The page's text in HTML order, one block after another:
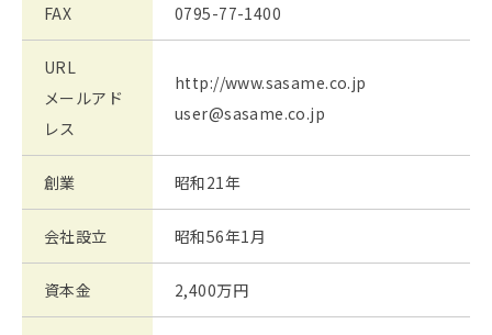
FAX
0795-77-1400
URL
メールアド
レス
http://www.sasame.co.jp
user@sasame.co.jp
創業 昭和21年
会社設立 昭和56年1月
資本金 2,400万円